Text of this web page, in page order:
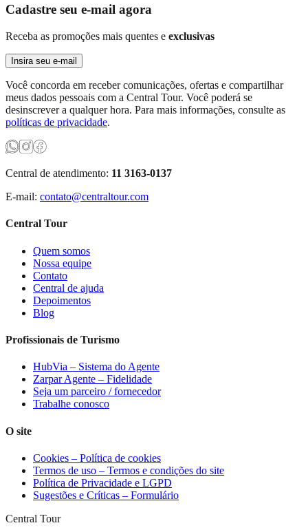
Cadastre seu e-mail agora
Receba as promoções mais quentes e exclusivas
Insira seu e-mail
Você concorda em receber comunicações, ofertas e compartilhar
meus dados pessoais com a Central Tour. Você poderá se
desinscrever a qualquer hora. Para mais informações, consulte as
políticas de privacidade.
Central de atendimento: 11 3163-0137
E-mail: contato@centraltour.com
Central Tour
Quem somos
Nossa equipe
Contato
Central de ajuda
Depoimentos
Blog
Profissionais de Turismo
HubVia – Sistema do Agente
Zarpar Agente – Fidelidade
Seja um parceiro / fornecedor
Trabalhe conosco
O site
Cookies – Política de cookies
Termos de uso – Termos e condições do site
Política de Privacidade e LGPD
Sugestões e Críticas – Formulário
Central Tour